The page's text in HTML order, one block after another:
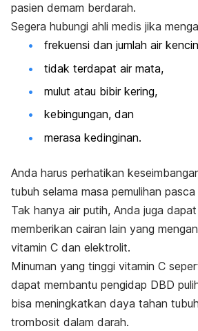
pasien demam berdarah.
Segera hubungi ahli medis jika
frekuensi dan jumlah air
tidak terdapat air mata,
mulut atau bibir kering,
kebingungan, dan
merasa kedinginan.
Anda harus perhatikan
tubuh selama masa pemulihan
Tak hanya air putih, Anda juga
memberikan cairan lain yang
vitamin C dan elektrolit.
Minuman yang tinggi vitamin C
dapat membantu pengidap DBD
bisa meningkatkan daya tahan
trombosit dalam darah.